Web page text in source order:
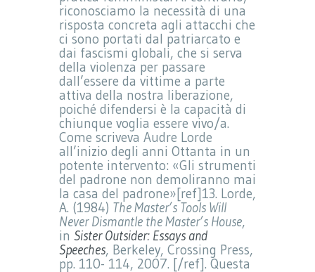
riconosciamo la necessità di una
risposta concreta agli attacchi che
ci sono portati dal patriarcato e
dai fascismi globali, che si serva
della violenza per passare
dall’essere da vittime a parte
attiva della nostra liberazione,
poiché difendersi è la capacità di
chiunque voglia essere vivo/a.
Come scriveva Audre Lorde
all’inizio degli anni Ottanta in un
potente intervento: «Gli strumenti
del padrone non demoliranno mai
la casa del padrone»[ref]13. Lorde,
A. (1984) The Master’s Tools Will
Never Dismantle the Master’s House,
in Sister Outsider: Essays and
Speeches, Berkeley, Crossing Press,
pp. 110- 114, 2007. [/ref]. Questa